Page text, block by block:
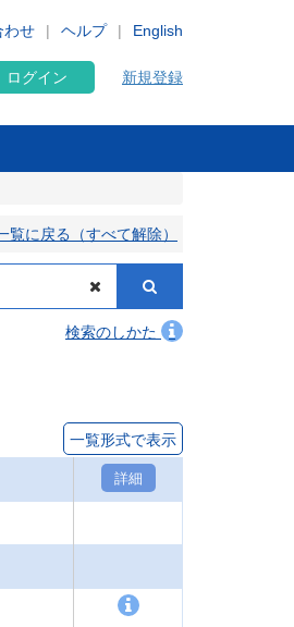
English
わせ ヘルプ
ログイン 新規登録
覧に戻る（すべて解除）
検索のしかた
一覧形式で表示
詳細